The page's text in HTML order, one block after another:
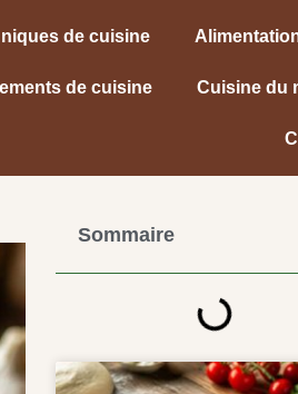
de cuisine
de cuisine Cuisine du
Sommaire